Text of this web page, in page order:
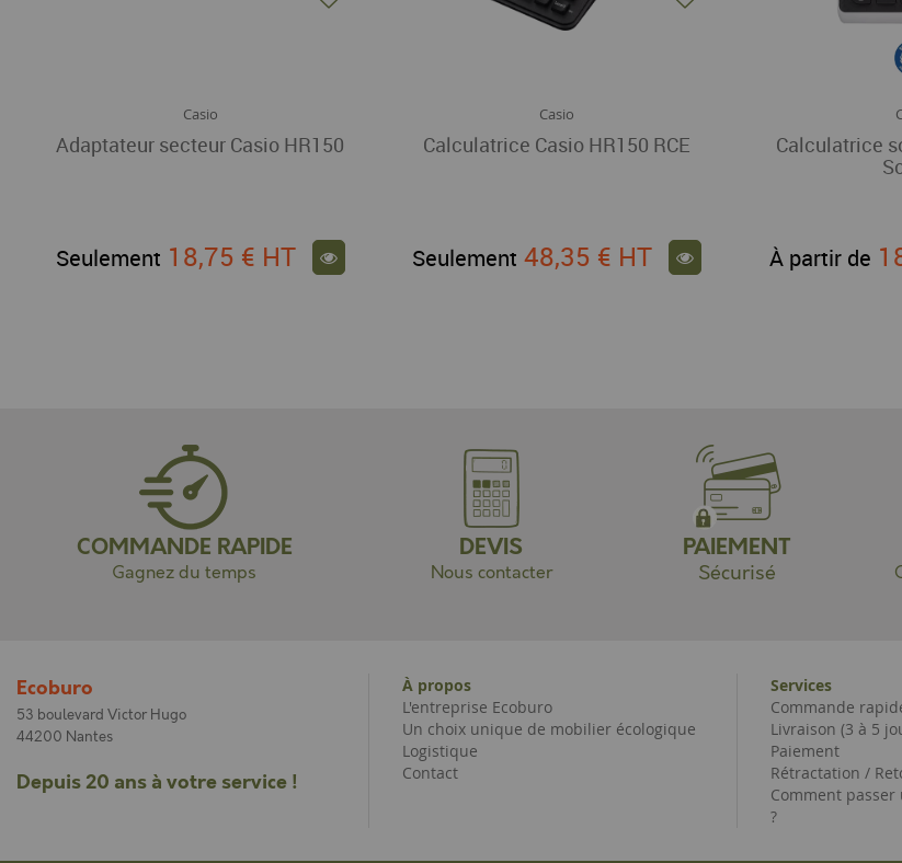
Casio
Adaptateur secteur Casio HR150
Seulement 18,75 € HT
Casio
Calculatrice Casio HR150 RCE
Seulement 48,35 € HT
Calculatrice
À partir de
COMMANDE RAPIDE
Gagnez du temps
DEVIS
Nous contacter
PAIEMENT
Sécurisé
Ecoburo
53 boulevard Victor Hugo
44200 Nantes
Depuis 20 ans à votre service !
À propos
L'entreprise Ecoburo
Un choix unique de mobilier écologique
Logistique
Contact
Services
Commande
Livraison (3 à 5
Paiement
Rétractation /
Comment
?